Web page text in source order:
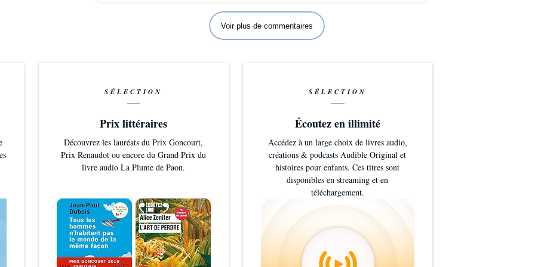
Voir plus de commentaires
SÉLECTION
Prix littéraires
Découvrez les lauréats du Prix Goncourt,
Prix Renaudot ou encore du Grand Prix du
livre audio La Plume de Paon.
SÉLECTION
Écoutez en illimité
Accédez à un large choix de livres audio,
créations & podcasts Audible Original et
histoires pour enfants. Ces titres sont
disponibles en streaming et en
téléchargement.